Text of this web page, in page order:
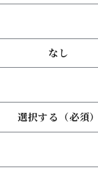
なし
選択する（必須）